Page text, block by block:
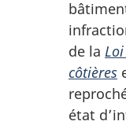
de la
côtières
état